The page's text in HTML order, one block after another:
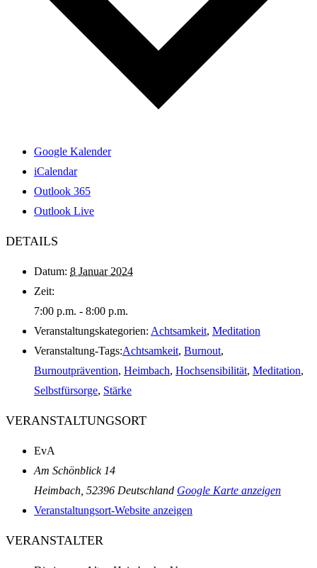
Google Kalender
iCalendar
Outlook 365
Outlook Live
DETAILS
Datum: 8 Januar 2024
Zeit:
7:00 p.m. - 8:00 p.m.
Veranstaltungskategorien: Achtsamkeit, Meditation
Veranstaltung-Tags:Achtsamkeit, Burnout,
Burnoutprävention, Heimbach, Hochsensibilität, Meditation,
Selbstfürsorge, Stärke
VERANSTALTUNGSORT
EvA
Am Schönblick 14
Heimbach 52396 Deutschland Google Karte anzeigen
Veranstaltungsort-Website anzeigen
VERANSTALTER